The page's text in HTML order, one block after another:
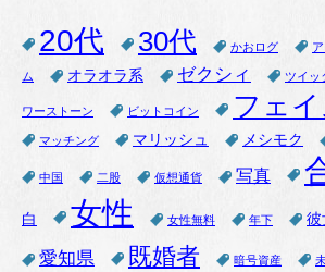
20代 30代 かおログ
ム オラオラ系 ゼクシィ ツイッ
ワーストーン ビットコイン フェ
マッチング マリッシュ メシモク
中国 二股 仮想通貨 写真
白 女性 女性無料 年下 彼
愛知県 既婚者 暗号資産